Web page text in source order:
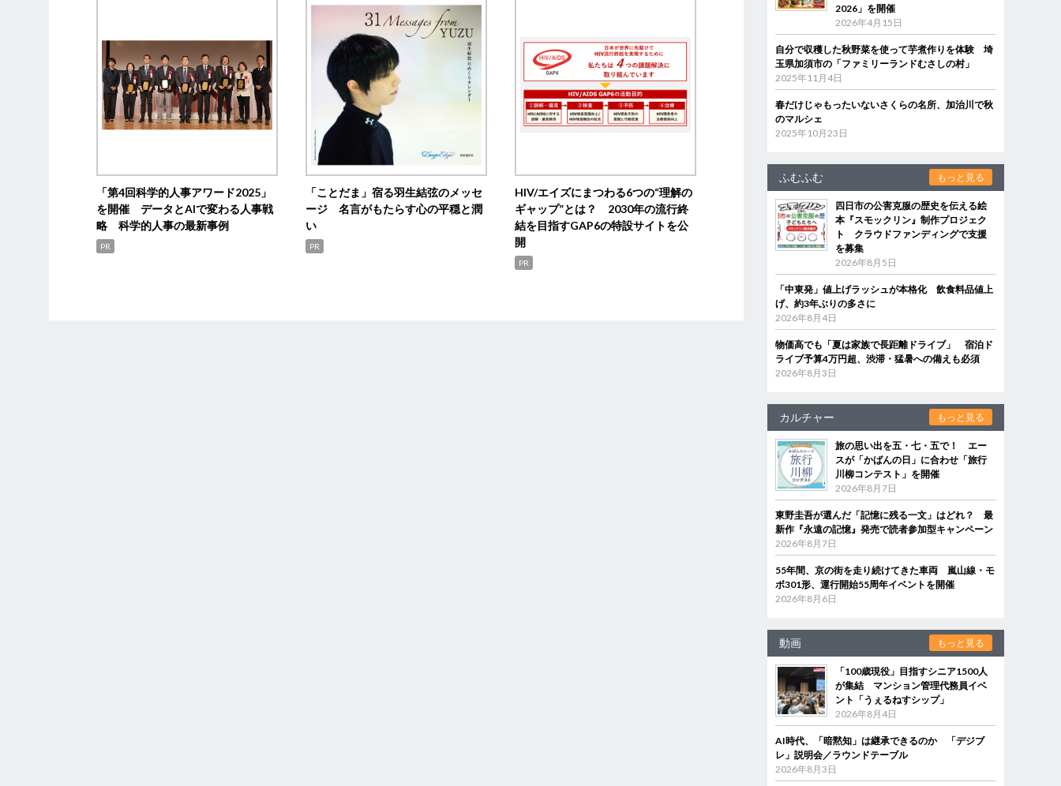
「第4回科学的人事アワード2025」
を開催 データとAIで変わる人事戦
略 科学的人事の最新事例
PR
「ことだま」宿る羽生結弦のメッセ
ージ 名言がもたらす心の平穏と潤
い
PR
HIV/エイズにまつわる6つの“理解の
ギャップ”とは？ 2030年の流行終
結を目指すGAP6の特設サイトを公
開
PR
2026」を開催
2026年4月15日
自分で収穫した秋野菜を使って芋煮作りを体験 埼
玉県加須市の「ファミリーランドむさしの村」
2025年11月4日
春だけじゃもったいないさくらの名所、加治川で秋
のマルシェ
2025年10月23日
ふむふむ もっと見る
四日市の公害克服の歴史を伝える絵
本『スモックリン』制作プロジェク
ト クラウドファンディングで支援
を募集
2026年8月5日
「中東発」値上げラッシュが本格化 飲食料品値上
げ、約3年ぶりの多さに
2026年8月4日
物価高でも「夏は家族で長距離ドライブ」 宿泊ド
ライブ予算4万円超、渋滞・猛暑への備えも必須
2026年8月3日
カルチャー もっと見る
旅の思い出を五・七・五で！ エー
スが「かばんの日」に合わせ「旅行
川柳コンテスト」を開催
2026年8月7日
東野圭吾が選んだ「記憶に残る一文」はどれ？ 最
新作『永遠の記憶』発売で読者参加型キャンペーン
2026年8月7日
55年間、京の街を走り続けてきた車両 嵐山線・モ
ボ301形、運行開始55周年イベントを開催
2026年8月6日
動画 もっと見る
「100歳現役」目指すシニア1500人
が集結 マンション管理代務員イベ
ント「うぇるねすシップ」
2026年8月4日
AI時代、「暗黙知」は継承できるのか 「デジブ
レ」説明会／ラウンドテーブル
2026年8月3日